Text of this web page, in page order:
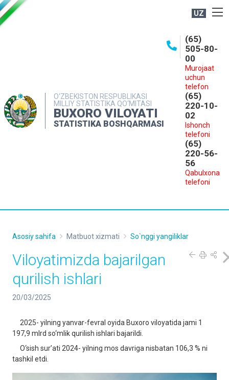
UZ
O‘ZBEKISTON RESPUBLIKASI
MILLIY STATISTIKA QO‘MITASI
BUXORO VILOYATI
STATISTIKA BOSHQARMASI
(65)
505-80-
00
Murojaat
uchun
telefon
(65)
220-10-
02
Ishonch
telefoni
(65)
220-56-
56
Qabulxona
telefoni
MATBUOT XIZMATI
MUROJAATLAR
Asosiy sahifa Matbuot xizmati So`nggi yangiliklar
Viloyatimizda bajarilgan
qurilish ishlari
20/03/2025
2025- yilning yanvar-fevral oyida Buxoro viloyatida jami 1
197,9 mlrd so‘mlik qurilish ishlari bajarildi.
O‘sish sur’ati 2024- yilning mos davriga nisbatan 106,3 % ni
tashkil etdi.